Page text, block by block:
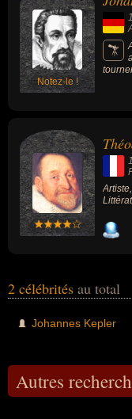
Notez-le !
leur
2 célébrités au total
Johannes Kepler
Autres